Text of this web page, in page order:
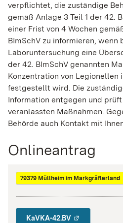
verpflichtet, die zuständige
gemäß Anlage 3 Teil 1 der 42.
einer Frist von 4 Wochen
BImSchV zu informieren, wenn
Laboruntersuchung eine
der 42. BImSchV genannten
Konzentration von Legionellen
festgestellt wird. Die
Information entgegen und prüft
veranlassten Maßnahmen.
Behörde auch Kontakt mit
Onlineantrag
79379 Müllheim im Markgräflerland
KaVKA-42.BV